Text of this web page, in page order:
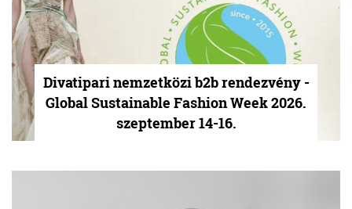
Divatipari nemzetközi b2b rendezvény -
Global Sustainable Fashion Week 2026.
szeptember 14-16.